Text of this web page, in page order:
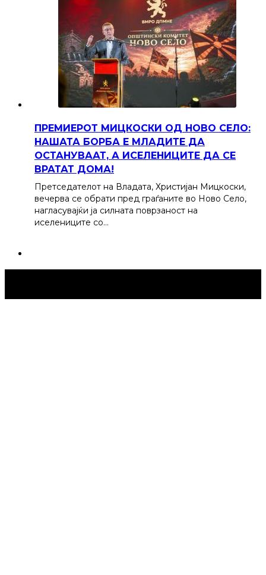
ПРЕМИЕРОТ МИЦКОСКИ ОД НОВО СЕЛО:
НАШАТА БОРБА Е МЛАДИТЕ ДА
ОСТАНУВААТ, А ИСЕЛЕНИЦИТЕ ДА СЕ
ВРАТАТ ДОМА!
Претседателот на Владата, Христијан Мицкоски,
вечерва се обрати пред граѓаните во Ново Село,
нагласувајќи ја силната поврзаност на
иселениците со…